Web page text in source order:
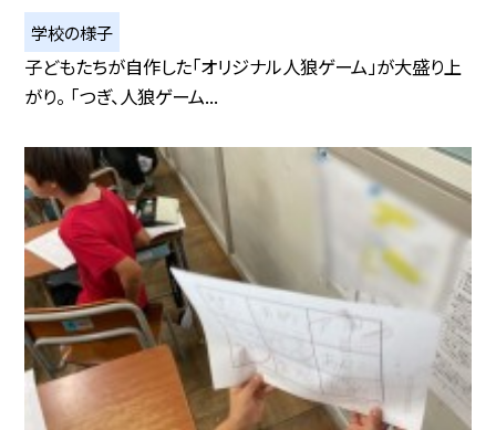
学校の様子
子どもたちが自作した「オリジナル人狼ゲーム」が大盛り上
がり。 「つぎ、人狼ゲーム...